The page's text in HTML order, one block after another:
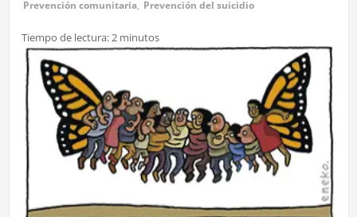
Prevención comunitaria, Prevención del suicidio
Tiempo de lectura: 2 minutos